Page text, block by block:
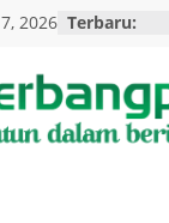
2026 Terbaru: